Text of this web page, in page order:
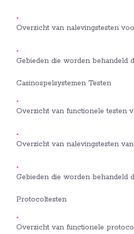
Overzicht van nalevingstesten
Gebieden die worden behandeld
Casinospelsystemen Testen
Overzicht van functionele testen
Overzicht van nalevingstesten
Gebieden die worden behandeld
Protocoltesten
Overzicht van functionele